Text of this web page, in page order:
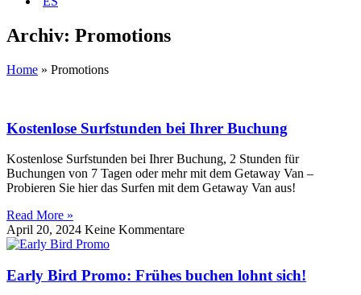
Archiv: Promotions
Home » Promotions
Kostenlose Surfstunden bei Ihrer Buchung
Kostenlose Surfstunden bei Ihrer Buchung, 2 Stunden für
Buchungen von 7 Tagen oder mehr mit dem Getaway Van –
Probieren Sie hier das Surfen mit dem Getaway Van aus!
Read More »
April 20, 2024 Keine Kommentare
Early Bird Promo: Frühes buchen lohnt sich!